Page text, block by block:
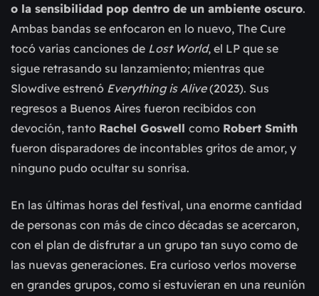
o la sensibilidad pop dentro de un ambiente oscuro.
Ambas bandas se enfocaron en lo nuevo, The Cure
tocó varias canciones de Lost World, el LP que se
sigue retrasando su lanzamiento; mientras que
Slowdive estrenó Everything is Alive(2023). Sus
regresos a Buenos Aires fueron recibidos con
devoción, tanto Rachel Goswell como Robert Smith
fueron disparadores de incontables gritos de amor, y
ninguno pudo ocultar su sonrisa.
En las últimas horas del festival, una enorme cantidad
de personas con más de cinco décadas se acercaron,
con el plan de disfrutar a un grupo tan suyo como de
las nuevas generaciones. Era curioso verlos moverse
en grandes grupos, como si estuvieran en una reunión